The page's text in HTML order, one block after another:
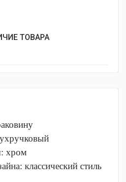
ТОВАРА
хром
классический стиль